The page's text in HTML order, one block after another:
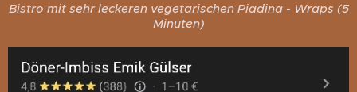
Bistro mit sehr leckeren vegetarischen Piadina - Wraps (5
Minuten)